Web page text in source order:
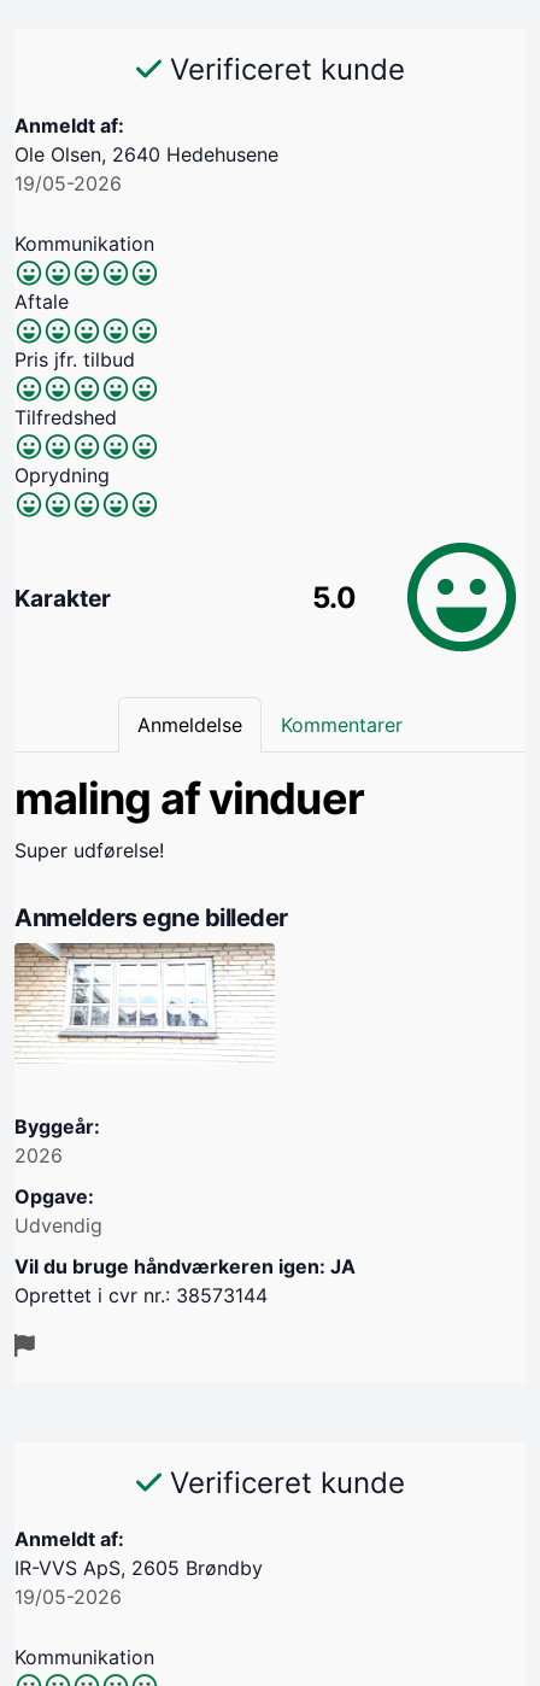
Verificeret kunde
Anmeldt af:
Ole Olsen, 2640 Hedehusene
19/05-2026
Kommunikation
Aftale
Pris jfr. tilbud
Tilfredshed
Oprydning
Karakter 5.0
Anmeldelse Kommentarer
maling af vinduer
Super udførelse!
Anmelders egne billeder
Byggeår:
2026
Opgave:
Udvendig
Vil du bruge håndværkeren igen: JA
Oprettet i cvr nr.: 38573144
Verificeret kunde
Anmeldt af:
IR-VVS ApS, 2605 Brøndby
19/05-2026
Kommunikation